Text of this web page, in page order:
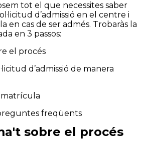
tot el que necessites saber
d’admissió en el centre i
en cas de ser admés. Trobaràs la
en 3 passos:
el procés
d’admissió de manera
matrícula
freqüents
sobre el procés